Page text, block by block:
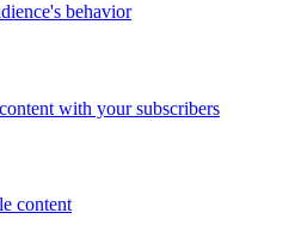
behavior
with your subscribers
content